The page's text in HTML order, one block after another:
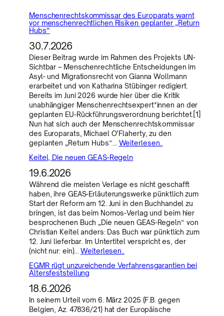
Menschenrechtskommissar des Europarats warnt
vor menschenrechtlichen Risiken geplanter „Return
Hubs“
30.7.2026
Dieser Beitrag wurde im Rahmen des Projekts UN-
Sichtbar – Menschenrechtliche Entscheidungen im
Asyl- und Migrationsrecht von Gianna Wollmann
erarbeitet und von Katharina Stübinger redigiert.
Bereits im Juni 2026 wurde hier über die Kritik
unabhängiger Menschenrechtsexpert*innen an der
geplanten EU-Rückführungsverordnung berichtet.[1]
Nun hat sich auch der Menschenrechtskommissar
des Europarats, Michael O’Flaherty, zu den
geplanten „Return Hubs“… Weiterlesen..
Keitel, Die neuen GEAS-Regeln
19.6.2026
Während die meisten Verlage es nicht geschafft
haben, ihre GEAS-Erläuterungswerke pünktlich zum
Start der Reform am 12. Juni in den Buchhandel zu
bringen, ist das beim Nomos-Verlag und beim hier
besprochenen Buch „Die neuen GEAS-Regeln“ von
Christian Keitel anders: Das Buch war pünktlich zum
12. Juni lieferbar. Im Untertitel verspricht es, der
(nicht nur: ein)…Weiterlesen..
EGMR rügt unzureichende Verfahrensgarantien bei
Altersfeststellung
18.6.2026
In seinem Urteil vom 6. März 2025 (F.B. gegen
Belgien, Az. 47836/21) hat der Europäische